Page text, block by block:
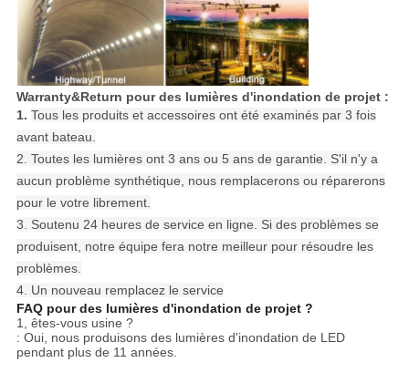
Warranty&Return pourdes lumières d'inondation de projet :
1. Tous les produits et accessoires ont été examinés par 3 fois
avant bateau.
2. Toutes les lumières ont 3 ans ou 5 ans de garantie. S'il n'y a
aucun problème synthétique, nous remplacerons ou réparerons
pour le votre librement.
3. Soutenu 24 heures de service en ligne. Si des problèmes se
produisent, notre équipe fera notre meilleur pour résoudre les
problèmes.
4. Un nouveau remplacez le service
FAQ pour des lumières d'inondation de projet ?
1, êtes-vous usine ?
: Oui, nous produisons des lumières d'inondation de LED
pendant plus de 11 années.